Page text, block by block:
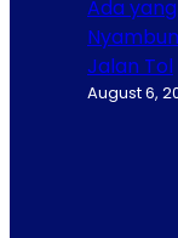
Ada
Jalan Tol
August 6,